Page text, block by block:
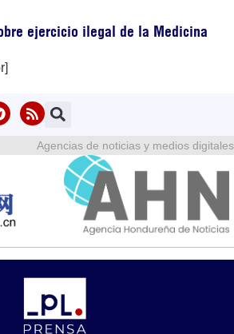
ejercicio ilegal de la Medicina
Agencias de noticias y medios digitales